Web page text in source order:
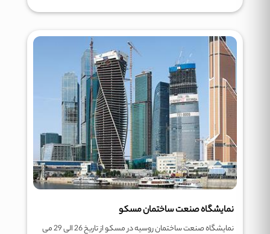
نمایشگاه صنعت ساختمان مسکو
نمایشگاه صنعت ساختمان روسیه در مسکو از تاریخ 26 الی 29 می